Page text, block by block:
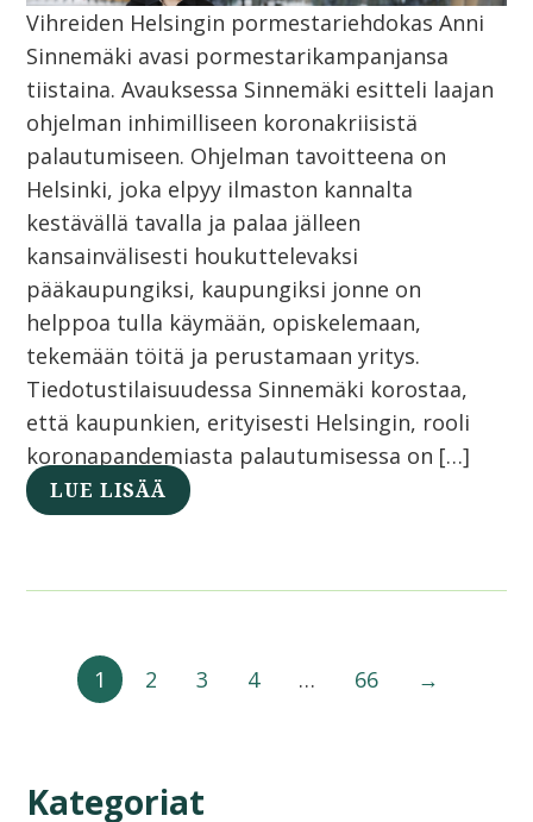
Vihreiden Helsingin pormestariehdokas Anni
Sinnemäki avasi pormestarikampanjansa
tiistaina. Avauksessa Sinnemäki esitteli laajan
ohjelman inhimilliseen koronakriisistä
palautumiseen. Ohjelman tavoitteena on
Helsinki, joka elpyy ilmaston kannalta
kestävällä tavalla ja palaa jälleen
kansainvälisesti houkuttelevaksi
pääkaupungiksi, kaupungiksi jonne on
helppoa tulla käymään, opiskelemaan,
tekemään töitä ja perustamaan yritys.
Tiedotustilaisuudessa Sinnemäki korostaa,
että kaupunkien, erityisesti Helsingin, rooli
koronapandemiasta palautumisessa on […]
LUE LISÄÄ
1 2 3 4 … 66 →
Kategoriat